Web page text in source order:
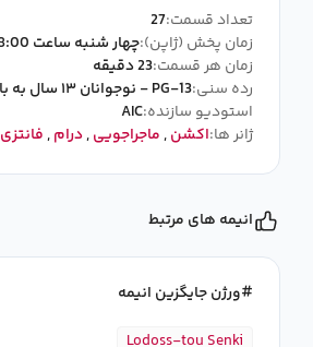
تعداد قسمت:27
زمان پخش (ژاپن):چهار شنبه ساعت 18:00
زمان هر قسمت:23 دقیقه
رده سنی:PG-13 - نوجوانان ۱۳ سال به بالا
استودیو سازنده:AIC
ژانر ها:اکشن,ماجراجویی,درام,فانتزی
انیمه های مرتبط
ورژن جایگزین انیمه
Lodoss-tou Senki